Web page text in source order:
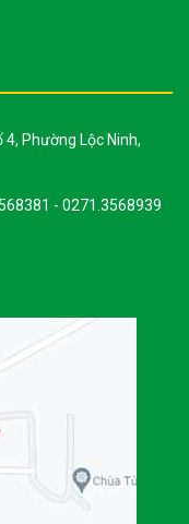
Phường Lộc Ninh,
- 0271.3568939